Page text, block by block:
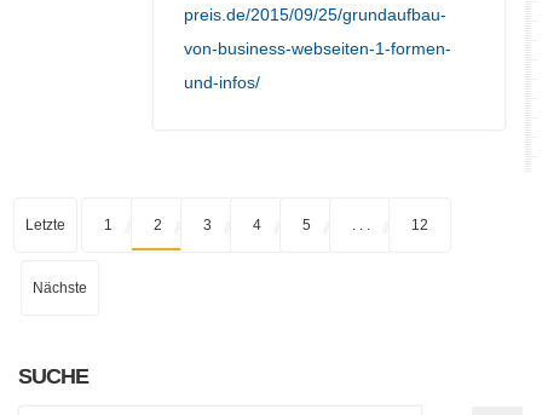
preis.de/2015/09/25/grundaufbau-
von-business-webseiten-1-formen-
und-infos/
Letzte 1 2 3 4 5 12
Nächste
SUCHE